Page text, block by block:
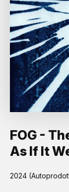
FOG -
As If It
2024